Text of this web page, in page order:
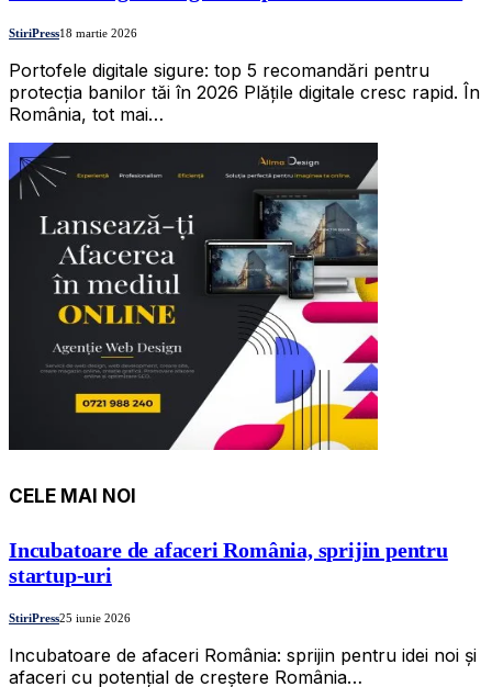
StiriPress18 martie 2026
Portofele digitale sigure: top 5 recomandări pentru
protecția banilor tăi în 2026 Plățile digitale cresc rapid. În
România, tot mai…
CELE MAI NOI
Incubatoare de afaceri România, sprijin pentru
startup-uri
StiriPress25 iunie 2026
Incubatoare de afaceri România: sprijin pentru idei noi și
afaceri cu potențial de creștere România…